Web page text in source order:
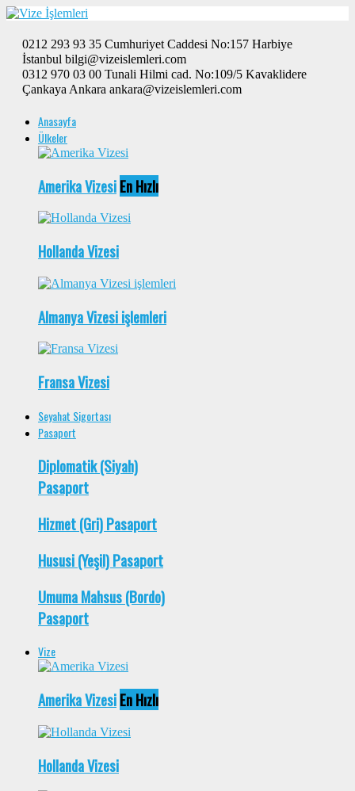
0212 293 93 35 Cumhuriyet Caddesi No:157 Harbiye
İstanbul bilgi@vizeislemleri.com
0312 970 03 00 Tunali Hilmi cad. No:109/5 Kavaklidere
Çankaya Ankara ankara@vizeislemleri.com
Anasayfa
Ülkeler
Amerika VizesiEn Hızlı
Hollanda Vizesi
Almanya Vizesi işlemleri
Fransa Vizesi
Seyahat Sigortası
Pasaport
Diplomatik (Siyah)
Pasaport
Hizmet (Gri) Pasaport
Hususi (Yeşil) Pasaport
Umuma Mahsus (Bordo)
Pasaport
Vize
Amerika VizesiEn Hızlı
Hollanda Vizesi